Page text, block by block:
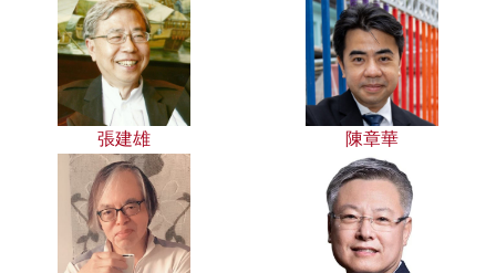
張建雄 陳章華